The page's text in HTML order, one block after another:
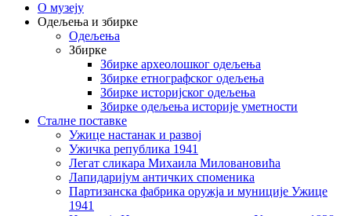
О музеју
Одељења и збирке
Одељења
Збирке
Збирке археолошког одељења
Збирке етнографског одељења
Збирке историјског одељења
Збирке одељења историје уметности
Сталне поставке
Ужице настанак и развој
Ужичка република 1941
Легат сликара Михаила Миловановића
Лапидаријум античких споменика
Партизанска фабрика оружја и муниције Ужице
1941